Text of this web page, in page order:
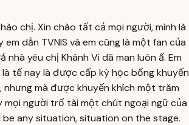
chị. Xin chào tất cả mọi người, mình là
em dẫn TVNIS và em cũng là một fan của
nhà yêu chị Khánh Vi dã man luôn ấ. Em
tế nay là được cấp kỳ học bổng khuyến
nhưng mà được khuyến khích một trăm
mọi người trổ tài một chút ngoại ngữ của
be any situation, situation on the stage.